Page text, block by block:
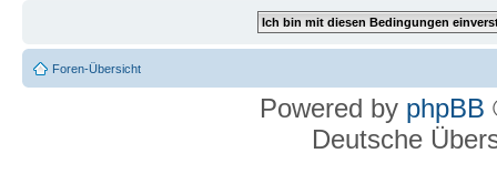
Foren-Übersicht
Powered by phpBB
Deutsche